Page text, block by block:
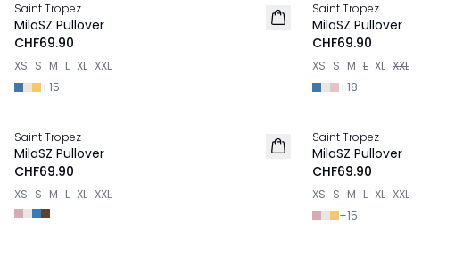
NEU
Saint Tropez
MilaSZ Pullover
CHF69.90
XS S M L XL XXL
+15
NEU
Saint Tropez
MilaSZ Pullover
CHF69.90
XS S M L XL XXL
+18
NEU
Saint Tropez
MilaSZ Pullover
CHF69.90
XS S M L XL XXL
NEU
Saint Tropez
MilaSZ Pullover
CHF69.90
XS S M L XL XXL
+15